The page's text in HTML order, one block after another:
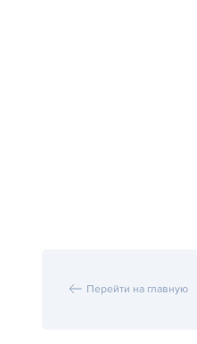
Перейти на главную